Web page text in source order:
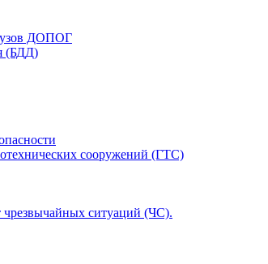
ДОПОГ
(БДД)
сооружений (ГТС)
чрезвычайных ситуаций (ЧС).